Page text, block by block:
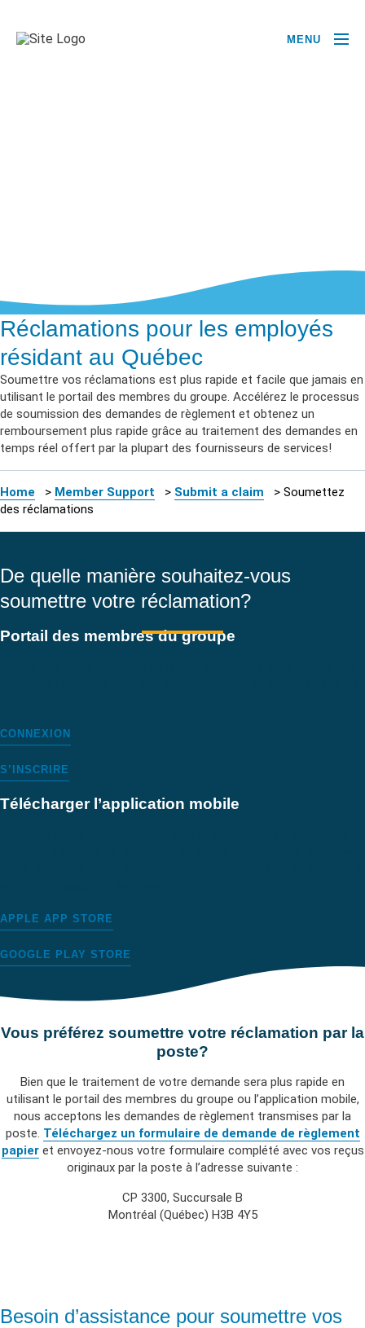
MENU
Réclamations pour les employés
résidant au Québec
Soumettre vos réclamations est plus rapide et facile que jamais en
utilisant le portail des membres du groupe. Accélérez le processus
de soumission des demandes de règlement et obtenez un
remboursement plus rapide grâce au traitement des demandes en
temps réel offert par la plupart des fournisseurs de services!
Home > Member Support > Submit a claim > Soumettez
des réclamations
De quelle manière souhaitez-vous
soumettre votre réclamation?
Portail des membres du groupe
CONNEXION
S’INSCRIRE
Télécharger l’application mobile
APPLE APP STORE
GOOGLE PLAY STORE
Vous préférez soumettre votre réclamation par la
poste?
Bien que le traitement de votre demande sera plus rapide en
utilisant le portail des membres du groupe ou l’application mobile,
nous acceptons les demandes de règlement transmises par la
poste. Téléchargez un formulaire de demande de règlement
papieret envoyez-nous votre formulaire complété avec vos reçus
originaux par la poste à l’adresse suivante :
CP 3300, Succursale B
Montréal (Québec) H3B 4Y5
Besoin d’assistance pour soumettre vos